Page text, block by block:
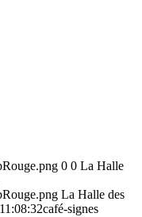
0 0 La Halle
La Halle des
café-signes